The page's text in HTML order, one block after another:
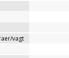
vagt